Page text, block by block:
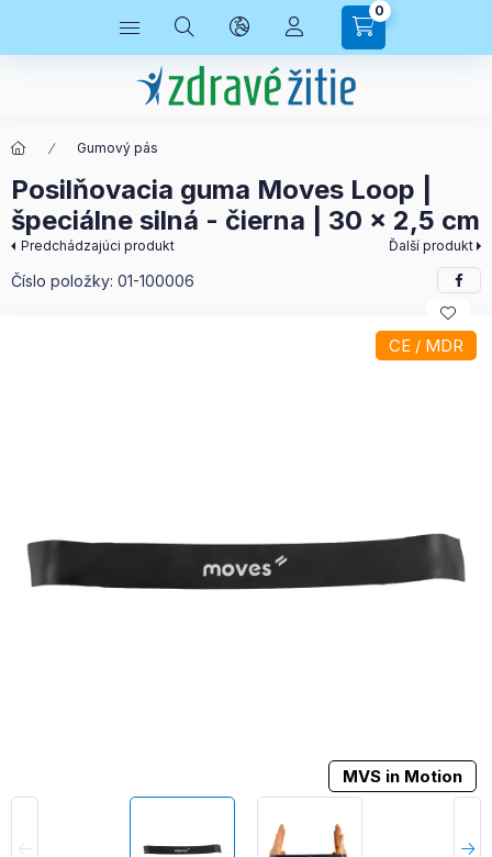
0
Gumový pás
Posilňovacia guma Moves Loop |
špeciálne silná - čierna | 30 x 2,5 cm
Predchádzajúci produkt Ďalší produkt
Číslo položky: 01-100006
CE / MDR
MVS in Motion